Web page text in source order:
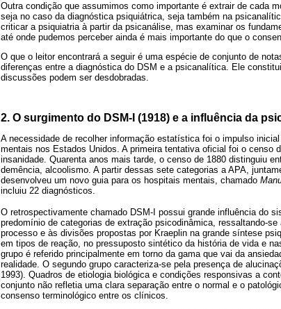
Outra condição que assumimos como importante é extrair de cada
seja no caso da diagnóstica psiquiátrica, seja também na
criticar a psiquiatria à partir da psicanálise, mas examinar os
até onde pudemos perceber ainda é mais importante do que o
O que o leitor encontrará a seguir é uma espécie de conjunto de
diferenças entre a diagnóstica do DSM e a psicanalítica. Ele
discussões podem ser desdobradas.
2. O surgimento do DSM-I (1918) e a influência da
A necessidade de recolher informação estatística foi o impulso
mentais nos Estados Unidos. A primeira tentativa oficial foi o censo
insanidade. Quarenta anos mais tarde, o censo de 1880 distinguiu
demência, alcoolismo. A partir dessas sete categorias a APA,
desenvolveu um novo guia para os hospitais mentais, chamado
incluiu 22 diagnósticos.
O retrospectivamente chamado DSM-I possui grande influência do
predomínio de categorias de extração psicodinâmica, ressaltando-
processo e às divisões propostas por Kraeplin na grande síntese
em tipos de reação, no pressuposto sintético da história de vida e
grupo é referido principalmente em torno da gama que vai da
realidade. O segundo grupo caracteriza-se pela presença de
1993). Quadros de etiologia biológica e condições responsivas a
conjunto não refletia uma clara separação entre o normal e o
consenso terminológico entre os clínicos.